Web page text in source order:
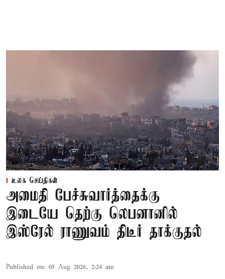
உலக செய்திகள்
அமைதி பேச்சுவார்த்தைக்கு
இடையே தெற்கு லெபனானில்
இஸ்ரேல் ராணுவம் திடீர் தாக்குதல்
Published on: 05 Aug 2026, 2:24 am